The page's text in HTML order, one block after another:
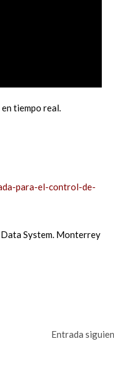
tiempo real.
para-el-control-de-
Data System. Monterrey
Entrada